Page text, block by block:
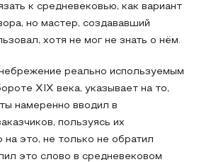
к средневековью, как вариант
но мастер, создававший
хотя не мог не знать о нём.
реально используемым
XIX века, указывает на то,
намеренно вводил в
пользуясь их
это, не только не обратил
это слово в средневековом